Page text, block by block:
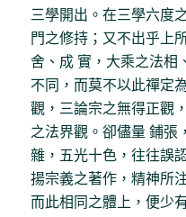
三學開出。在三學六度
門之修持；又不出乎上
舍、成 實，大乘之法相
不同，而莫不以此禪定
觀，三論宗之無得正觀
之法界觀。卻儘量 鋪張
雜，五光十色，往往誤
揚宗義之著作，精神所
而此相同之體上，便少